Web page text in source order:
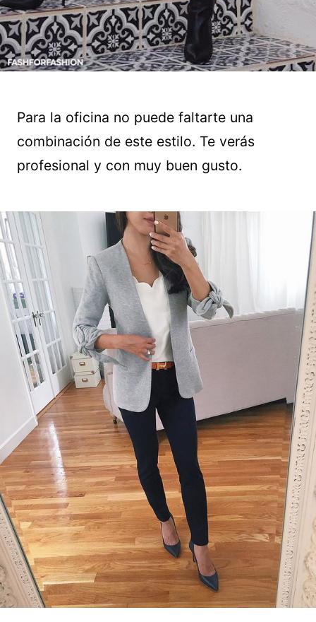
Para la oficina no puede faltarte una
combinación de este estilo. Te verás
profesional y con muy buen gusto.